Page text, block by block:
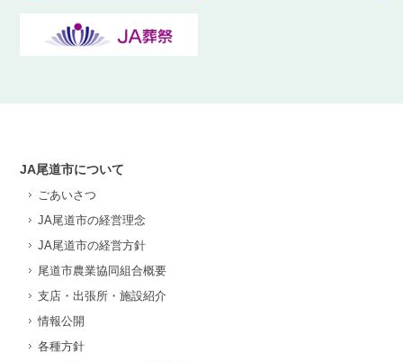
JA尾道市について
ごあいさつ
JA尾道市の経営理念
JA尾道市の経営方針
尾道市農業協同組合概要
支店・出張所・施設紹介
情報公開
各種方針